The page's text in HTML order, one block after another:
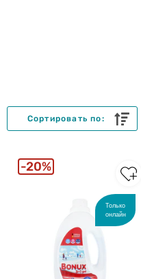
Сортировать по:
Только
онлайн
20%